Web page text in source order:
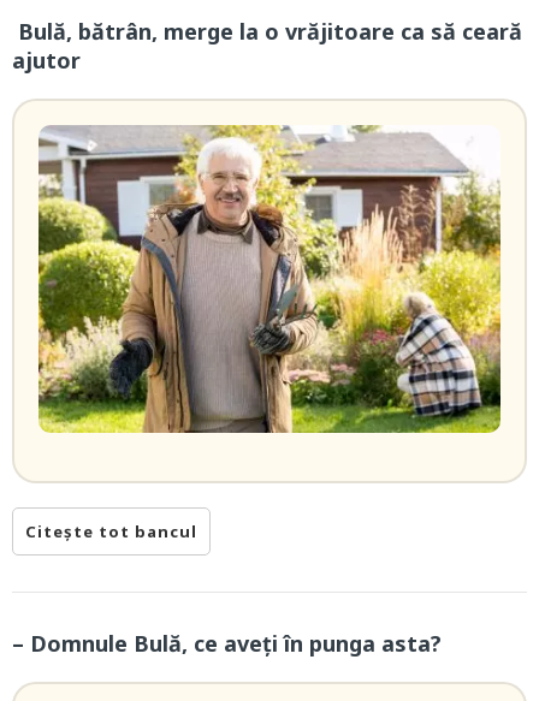
Bulă, bătrân, merge la o vrăjitoare ca să ceară
ajutor
Citește tot bancul
– Domnule Bulă, ce aveți în punga asta?